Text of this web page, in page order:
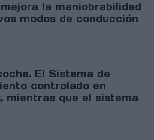
la maniobrabilidad
modos de conducción
El Sistema de
controlado en
mientras que el sistema